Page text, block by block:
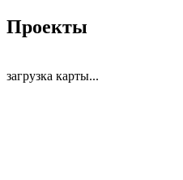
Проекты
загрузка карты...